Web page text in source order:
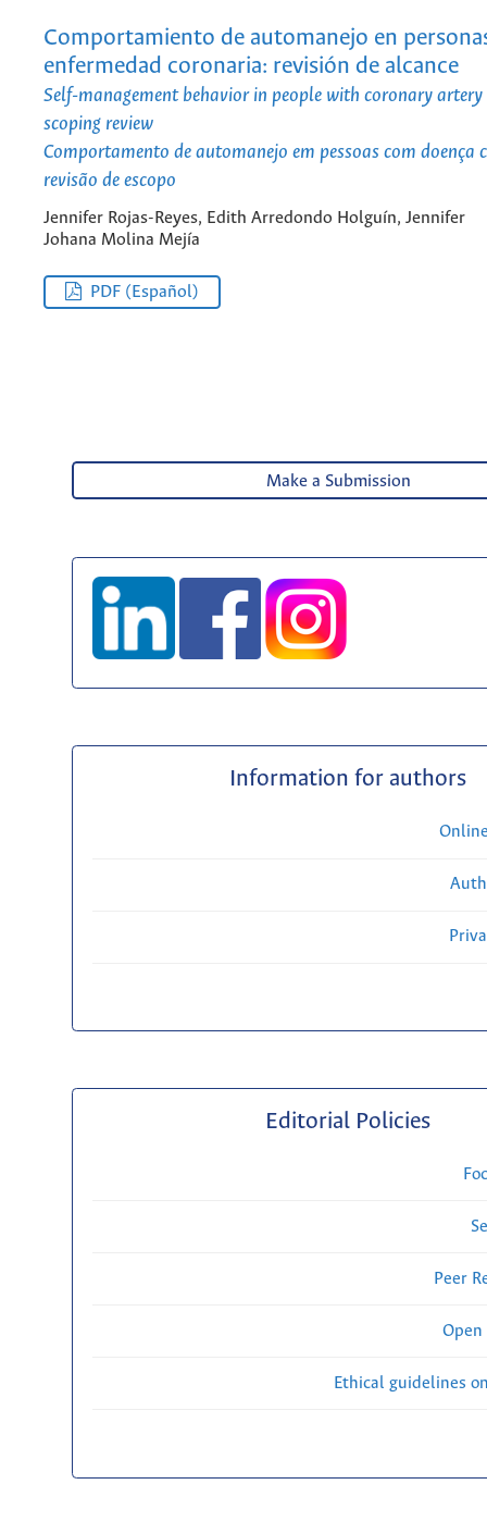
Comportamiento de automanejo en
enfermedad coronaria: revisión de alcance
Self-management behavior in people with coronary artery
scoping review
Comportamento de automanejo em pessoas com doença
revisão de escopo
Jennifer Rojas-Reyes, Edith Arredondo Holguín, Jennifer
Johana Molina Mejía
PDF (Español)
Make a Submission
Information for authors
Editorial Policies
Peer
Open
Ethical guidelines